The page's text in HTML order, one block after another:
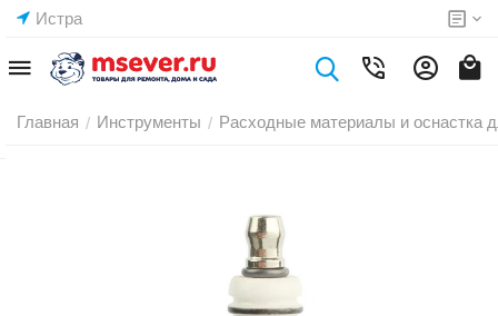
Истра
Главная / Инструменты / Расходные материалы и оснастка